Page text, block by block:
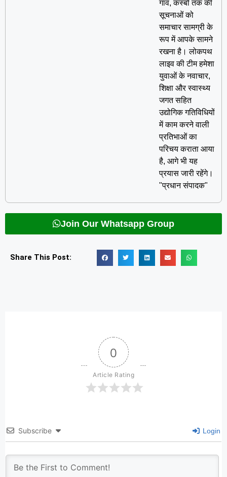
गांव, कस्बों तक की
सूचनाओं को
समाचार सामग्री के
रूप में आपके सामने
रखना है। लोकपथ
लाइव की टीम हमेशा
युवाओं के नवाचार,
शिक्षा और स्वास्थ्य
जगत सहित
उद्योगिक गतिविधियों
में काम करने वाली
प्रतिभाओं का
परिचय कराता आया
है, आगे भी यह
प्रयास जारी रहेंगे।
"प्रधान संपादक"
Join Our Whatsapp Group
Share This Post:
0
Article Rating
Subscribe Login